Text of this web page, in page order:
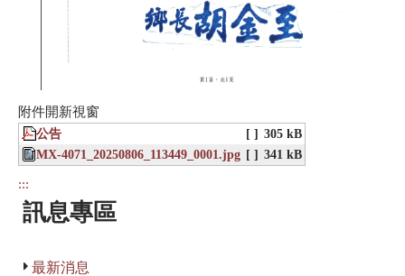
附件開新視窗
公告 [ ] 305 kB
MX-4071_20250806_113449_0001.jpg [ ] 341 kB
:::
訊息專區
最新消息